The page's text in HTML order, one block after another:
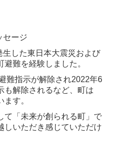
セージ
した東日本大震災および
難を経験しました。
難指示が解除され2022年6
も解除されるなど、町は
す。
「未来が創られる町」で
しいただき感じていただけ